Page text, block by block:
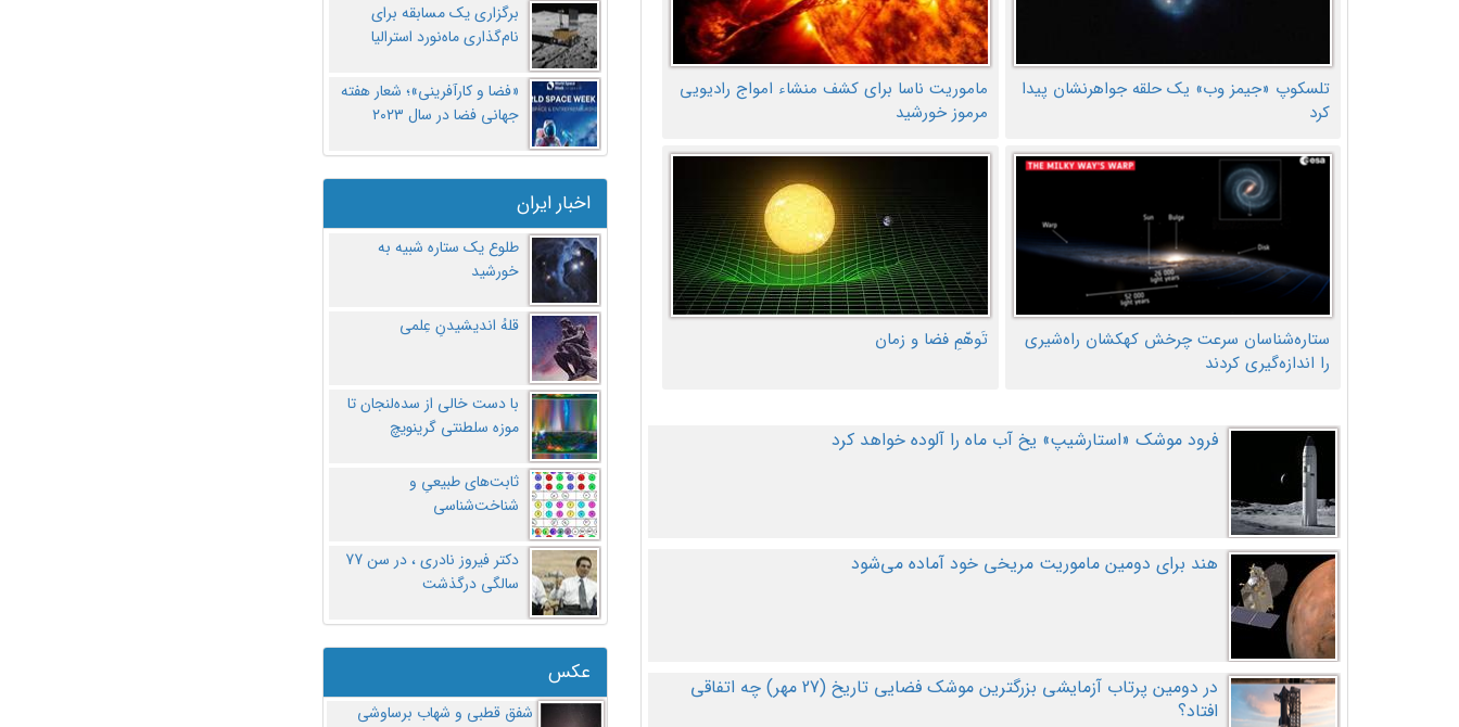
تلسکوپ «جیمز وب» یک حلقه جواهرنشان پیدا
کرد
ماموریت ناسا برای کشف منشاء امواج رادیویی
مرموز خورشید
ستاره‌شناسان سرعت چرخش کهکشان راه‌شیری
را اندازه‌گیری کردند
تَوهّمِ فضا و زمان
فرود موشک «استارشیپ» یخ آب ماه را آلوده خواهد کرد
هند برای دومین ماموریت مریخی خود آماده می‌شود
در دومین پرتاب آزمایشی بزرگترین موشک فضایی تاریخ (27 مهر‌) چه اتفاقی
افتاد؟
برگزاری یک مسابقه برای
نام‌گذاری ماه‌نورد استرالیا
«فضا و کارآفرینی»؛ شعار هفته
جهانی فضا در سال ۲۰۲۳
اخبار ایران
طلوع یک ستاره شبیه به
خورشید
قلهُ اندیشیدنِ عِلمی
با دست خالی از سده‌لنجان تا
موزه سلطنتی گرینویچ
ثابت‌های طبیعیِ و
شناخت‌شناسی
دکتر فیروز نادری ، در سن 77
سالگی درگذشت
عکس
شفق قطبی و شهاب برساوشی